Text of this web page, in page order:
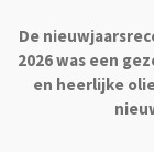
De
2026 was een
en heerlijke